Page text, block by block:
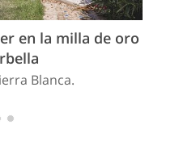
en la milla de oro
Blanca.